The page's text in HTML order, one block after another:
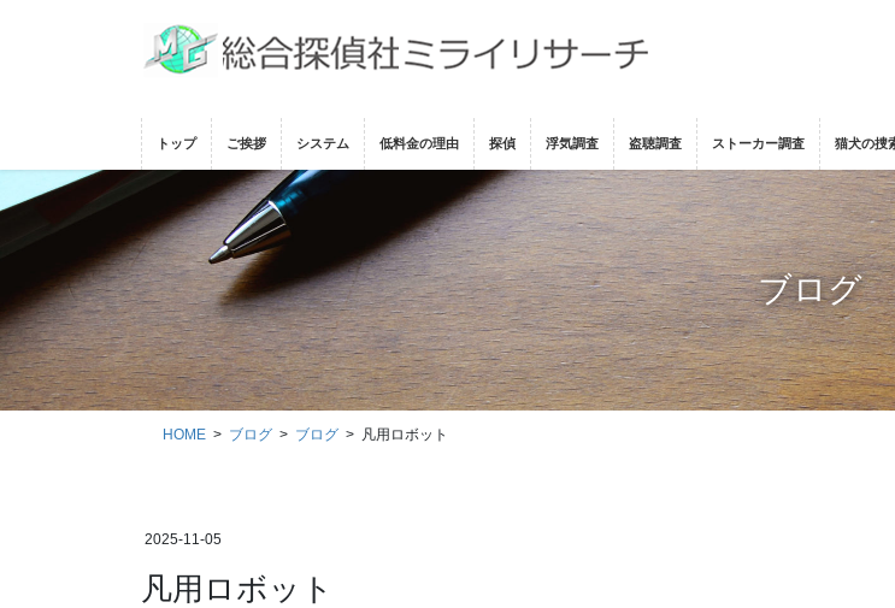
動
に
トップ ご挨拶 システム 低料金の理由 探偵 浮気調査 盗聴調査 ストーカー調査 猫犬の捜
ブログ
HOME ブログ ブログ 凡用ロボット
2025-11-05
凡用ロボット